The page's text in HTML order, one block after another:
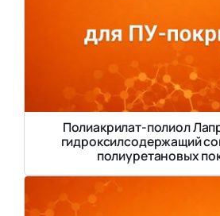
Полиакрилат-полиол
гидроксилсодержащий
полиуретановых